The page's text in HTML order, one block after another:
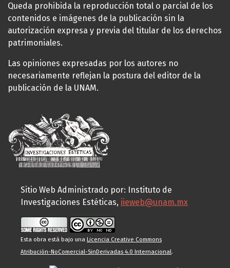
Queda prohibida la reproducción total o parcial de los
contenidos e imágenes de la publicación sin la
autorización expresa y previa del titular de los derechos
patrimoniales.
Las opiniones expresadas por los autores no
necesariamente reflejan la postura del editor de la
publicación de la UNAM.
Sitio Web Administrado por: Instituto de
Investigaciones Estéticas, iieweb@unam.mx
Esta obra está bajo una Licencia Creative Commons
Atribución-NoComercial-SinDerivadas 4.0 Internacional.